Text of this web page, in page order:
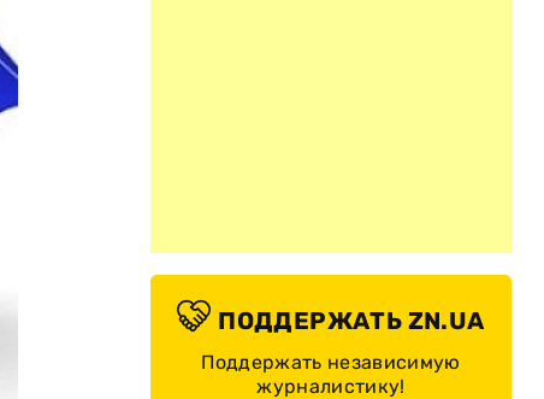
ПОДДЕРЖАТЬ ZN.UA
Поддержать независимую
журналистику!